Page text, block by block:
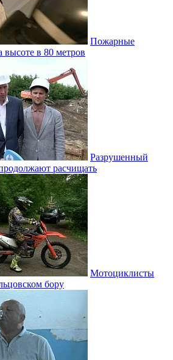
Пожарные
высоте в 80 метров
Разрушенный
расчищать
Мотоциклисты
бору